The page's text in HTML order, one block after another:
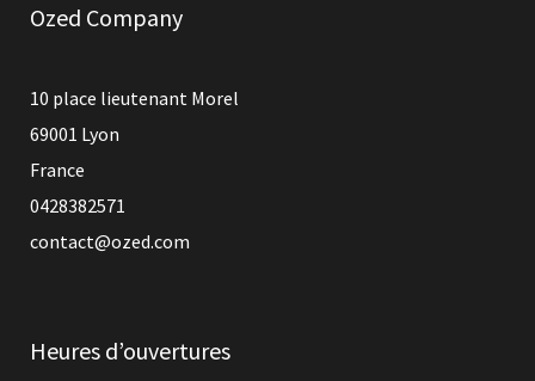
Ozed Company
10 place lieutenant Morel
69001 Lyon
France
0428382571
contact@ozed.com
Heures d’ouvertures